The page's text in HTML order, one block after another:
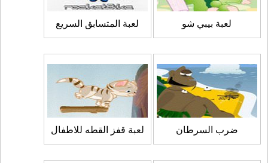
لعبة بيبي شو لعبة المتسابق السريع
ضرب السرطان لعبة قفز القطه للاطفال